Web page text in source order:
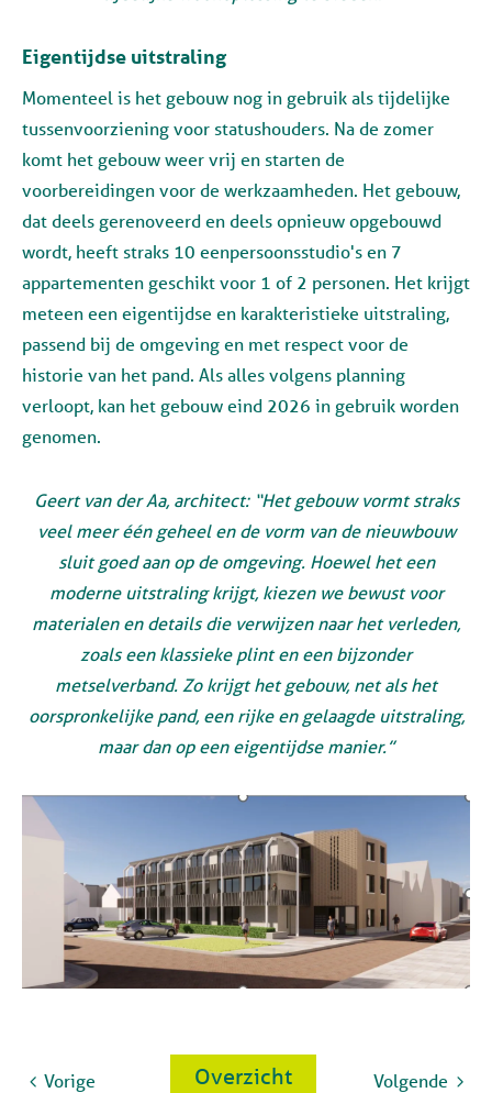
Eigentijdse uitstraling
Momenteel is het gebouw nog in gebruik als tijdelijke
tussenvoorziening voor statushouders. Na de zomer
komt het gebouw weer vrij en starten de
voorbereidingen voor de werkzaamheden. Het gebouw,
dat deels gerenoveerd en deels opnieuw opgebouwd
wordt, heeft straks 10 eenpersoonsstudio's en 7
appartementen geschikt voor 1 of 2 personen. Het krijgt
meteen een eigentijdse en karakteristieke uitstraling,
passend bij de omgeving en met respect voor de
historie van het pand. Als alles volgens planning
verloopt, kan het gebouw eind 2026 in gebruik worden
genomen.
Geert van der Aa, architect: “Het gebouw vormt straks
veel meer één geheel en de vorm van de nieuwbouw
sluit goed aan op de omgeving. Hoewel het een
moderne uitstraling krijgt, kiezen we bewust voor
materialen en details die verwijzen naar het verleden,
zoals een klassieke plint en een bijzonder
metselverband. Zo krijgt het gebouw, net als het
oorspronkelijke pand, een rijke en gelaagde uitstraling,
maar dan op een eigentijdse manier.”
Volgende
Overzicht
Vorige